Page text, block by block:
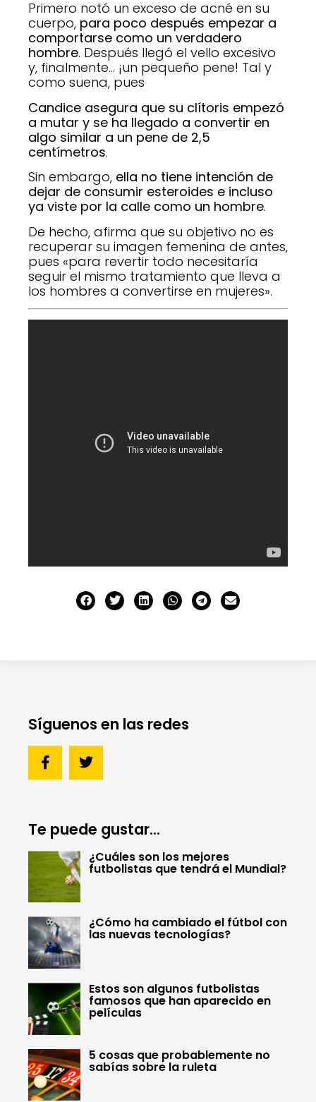
Primero notó un exceso de acné en su
cuerpo, para poco después empezar a
comportarse como un verdadero
hombre. Después llegó el vello excesivo
y, finalmente… ¡un pequeño pene! Tal y
como suena, pues
Candice asegura que su clítoris empezó
a mutar y se ha llegado a convertir en
algo similar a un pene de 2,5
centímetros.
Sin embargo, ella no tiene intención de
dejar de consumir esteroides e incluso
ya viste por la calle como un hombre.
De hecho, afirma que su objetivo no es
recuperar su imagen femenina de antes,
pues «para revertir todo necesitaría
seguir el mismo tratamiento que lleva a
los hombres a convertirse en mujeres».
Síguenos en las redes
Te puede gustar...
¿Cuáles son los mejores
futbolistas que tendrá el Mundial?
¿Cómo ha cambiado el fútbol con
las nuevas tecnologías?
Estos son algunos futbolistas
famosos que han aparecido en
películas
5 cosas que probablemente no
sabías sobre la ruleta